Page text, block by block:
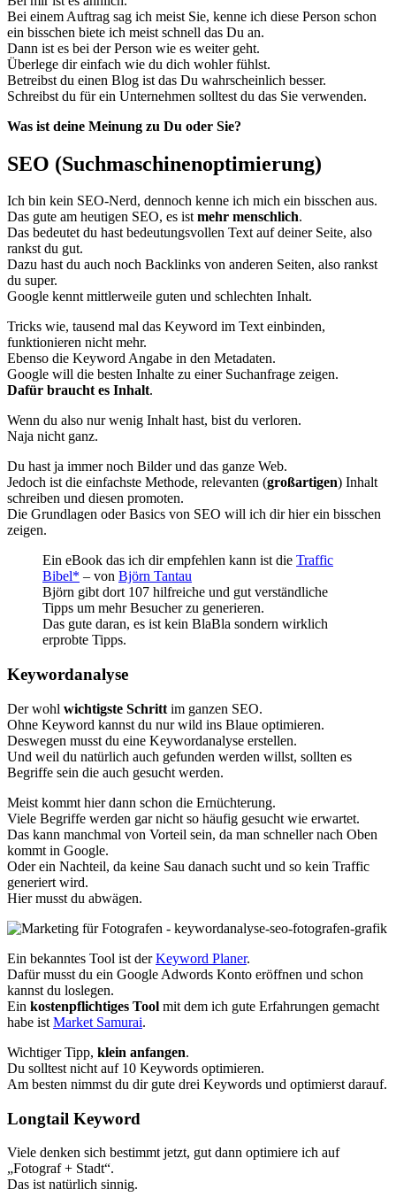
Bei einem Auftrag sag ich meist Sie, kenne ich diese Person schon
ein bisschen biete ich meist schnell das Du an.
Dann ist es bei der Person wie es weiter geht.
Überlege dir einfach wie du dich wohler fühlst.
Betreibst du einen Blog ist das Du wahrscheinlich besser.
Schreibst du für ein Unternehmen solltest du das Sie verwenden.
Was ist deine Meinung zu Du oder Sie?
SEO (Suchmaschinenoptimierung)
Ich bin kein SEO-Nerd, dennoch kenne ich mich ein bisschen aus.
Das gute am heutigen SEO, es istmehr menschlich.
Das bedeutet du hast bedeutungsvollen Text auf deiner Seite, also
rankst du gut.
Dazu hast du auch noch Backlinks von anderen Seiten, also rankst
du super.
Google kennt mittlerweile guten und schlechten Inhalt.
Tricks wie, tausend mal das Keyword im Text einbinden,
funktionieren nicht mehr.
Ebenso die Keyword Angabe in den Metadaten.
Google will die besten Inhalte zu einer Suchanfrage zeigen.
Dafür braucht es Inhalt.
Wenn du also nur wenig Inhalt hast, bist du verloren.
Naja nicht ganz.
Du hast ja immer noch Bilder und das ganze Web.
Jedoch ist die einfachste Methode, relevanten (großartigen) Inhalt
schreiben und diesen promoten.
Die Grundlagen oder Basics von SEO will ich dir hier ein bisschen
zeigen.
Ein eBook das ich dir empfehlen kann ist die Traffic
Bibel* – von Björn Tantau
Björn gibt dort 107 hilfreiche und gut verständliche
Tipps um mehr Besucher zu generieren.
Das gute daran, es ist kein BlaBla sondern wirklich
erprobte Tipps.
Keywordanalyse
Der wohl wichtigste Schritt im ganzen SEO.
Ohne Keyword kannst du nur wild ins Blaue optimieren.
Deswegen musst du eine Keywordanalyse erstellen.
Und weil du natürlich auch gefunden werden willst, sollten es
Begriffe sein die auch gesucht werden.
Meist kommt hier dann schon die Ernüchterung.
Viele Begriffe werden gar nicht so häufig gesucht wie erwartet.
Das kann manchmal von Vorteil sein, da man schneller nach Oben
kommt in Google.
Oder ein Nachteil, da keine Sau danach sucht und so kein Traffic
generiert wird.
Hier musst du abwägen.
Ein bekanntes Tool ist derKeyword Planer.
Dafür musst du ein Google Adwords Konto eröffnen und schon
kannst du loslegen.
Ein kostenpflichtiges Tool mit dem ich gute Erfahrungen gemacht
habe ist Market Samurai.
Wichtiger Tipp, klein anfangen.
Du solltest nicht auf 10 Keywords optimieren.
Am besten nimmst du dir gute drei Keywords und optimierst darauf.
Longtail Keyword
Viele denken sich bestimmt jetzt, gut dann optimiere ich auf
„Fotograf + Stadt“.
Das ist natürlich sinnig.